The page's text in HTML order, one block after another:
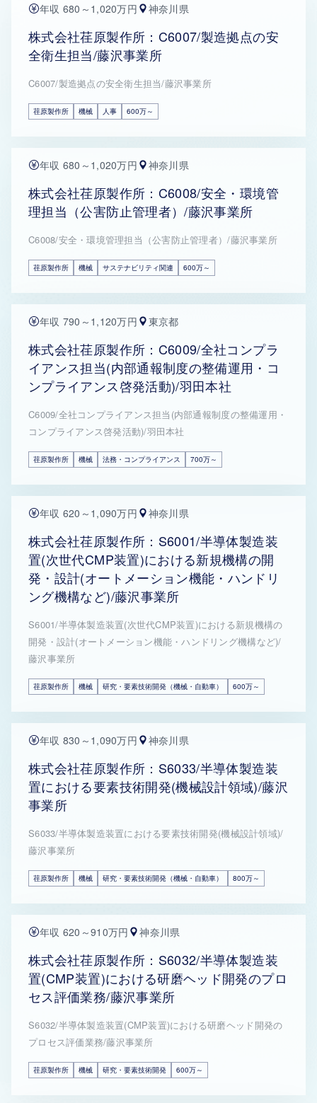
年収 680～1,020万円 神奈川県
株式会社荏原製作所：C6007/製造拠点の安
全衛生担当/藤沢事業所
C6007/製造拠点の安全衛生担当/藤沢事業所
荏原製作所 機械 人事 600万～
年収 680～1,020万円 神奈川県
株式会社荏原製作所：C6008/安全・環境管
理担当（公害防止管理者）/藤沢事業所
C6008/安全・環境管理担当（公害防止管理者）/藤沢事業所
荏原製作所 機械 サステナビリティ関連 600万～
年収 790～1,120万円 東京都
株式会社荏原製作所：C6009/全社コンプラ
イアンス担当(内部通報制度の整備運用・コ
ンプライアンス啓発活動)/羽田本社
C6009/全社コンプライアンス担当(内部通報制度の整備運用・
コンプライアンス啓発活動)/羽田本社
荏原製作所 機械 法務・コンプライアンス 700万～
年収 620～1,090万円 神奈川県
株式会社荏原製作所：S6001/半導体製造装
置(次世代CMP装置)における新規機構の開
発・設計(オートメーション機能・ハンドリ
ング機構など)/藤沢事業所
S6001/半導体製造装置(次世代CMP装置)における新規機構の
開発・設計(オートメーション機能・ハンドリング機構など)/
藤沢事業所
荏原製作所 機械 研究・要素技術開発（機械・自動車） 600万～
年収 830～1,090万円 神奈川県
株式会社荏原製作所：S6033/半導体製造装
置における要素技術開発(機械設計領域)/藤沢
事業所
S6033/半導体製造装置における要素技術開発(機械設計領域)/
藤沢事業所
荏原製作所 機械 研究・要素技術開発（機械・自動車） 800万～
年収 620～910万円 神奈川県
株式会社荏原製作所：S6032/半導体製造装
置(CMP装置)における研磨ヘッド開発のプロ
セス評価業務/藤沢事業所
S6032/半導体製造装置(CMP装置)における研磨ヘッド開発の
プロセス評価業務/藤沢事業所
荏原製作所 機械 研究・要素技術開発 600万～